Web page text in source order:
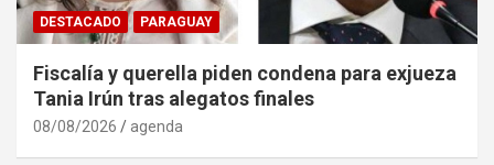
DESTACADO PARAGUAY
Fiscalía y querella piden condena para exjueza
Tania Irún tras alegatos finales
08/08/2026 agenda